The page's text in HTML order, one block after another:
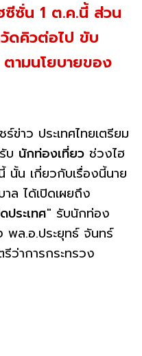
ซีซั่น 1 ต.ค.นี้ ส่วน
ดคิวต่อไป ขับ
ตามนโยบายของ
าว ประเทศไทยเตรียม
รับ นักท่องเที่ยว ช่วงไฮ
นั้น เกี่ยวกับเรื่องนี้นาย
ล ได้เปิดเผยถึง
ประเทศ" รับนักท่อง
พล.อ.ประยุทธ์ จันทร์
ว่าการกระทรวง